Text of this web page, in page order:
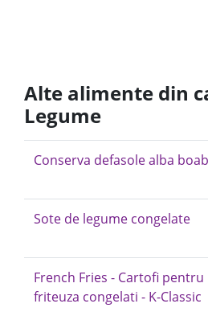
Alte alimente din
Legume
Conserva defasole alba
Sote de legume congelate
French Fries - Cartofi
friteuza congelati - K-Classic